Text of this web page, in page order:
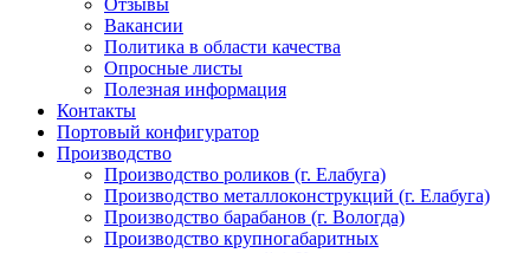
Вакансии
Политика в области качества
Опросные листы
Полезная информация
Контакты
Портовый конфигуратор
Производство
Производство роликов (г. Елабуга)
Производство металлоконструкций (г. Елабуга)
Производство барабанов (г. Вологда)
Производство крупногабаритных